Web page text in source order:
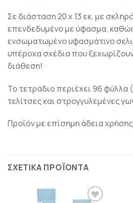
Σε διάσταση 20 x 13 εκ. με
επενδεδυμένο με ύφασμα,
ενσωματωμένο υφασμάτινο
υπέροχα σχέδια που
διάθεση!
Το τετράδιο περιέχει 96 φύλλα
τελίτσες και στρογγυλεμένες
Προϊόν με επίσημη άδεια
ΣΧΕΤΙΚΆ ΠΡΟΪΌΝΤΑ